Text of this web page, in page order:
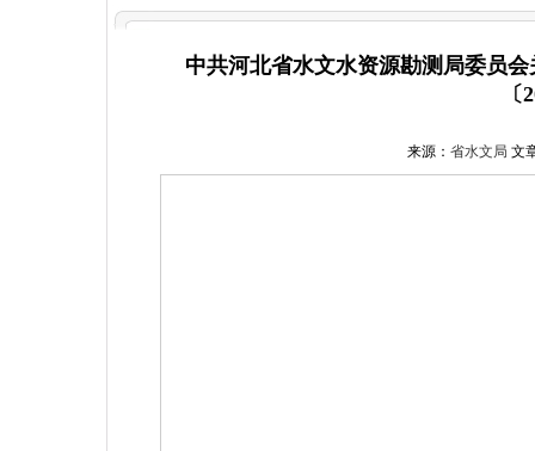
中共河北省水文水资源勘测局委员
来源： 省水文局 文